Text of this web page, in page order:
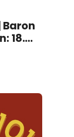
Baron
18.